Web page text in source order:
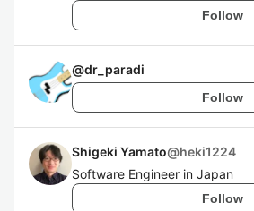
Follow
@dr_paradi
Follow
Shigeki Yamato@heki1224
Software Engineer in Japan
Follow